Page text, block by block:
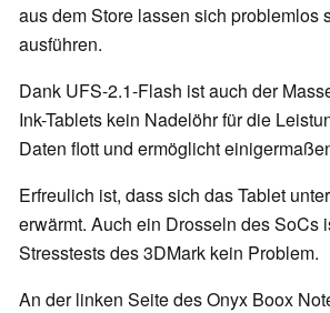
aus dem Store lassen sich problemlos
ausführen.
Dank UFS-2.1-Flash ist auch der
Ink-Tablets kein Nadelöhr für die
Daten flott und ermöglicht
Erfreulich ist, dass sich das Tablet
erwärmt. Auch ein Drosseln des SoCs
Stresstests des 3DMark kein Problem.
An der linken Seite des Onyx Boox